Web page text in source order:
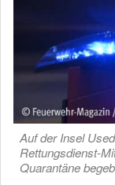
Auf der Insel
Rettungsdienst-
Quarantäne